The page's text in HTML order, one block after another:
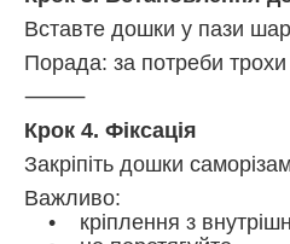
Вставте дошки у пази
Порада: за потреби
⸻
Крок 4. Фіксація
Закріпіть дошки
Важливо:
• кріплення з